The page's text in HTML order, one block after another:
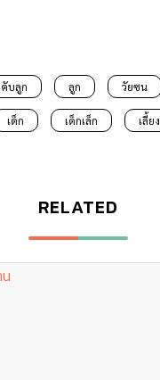
บลูก ลูก วัยซน
เด็ก เด็กเล็ก เลี้ย
RELATED